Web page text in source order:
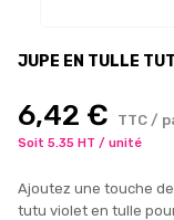
JUPE EN TULLE
6,42 € TTC /
Soit 5.35 HT / unité
Ajoutez une touche
tutu violet en tulle